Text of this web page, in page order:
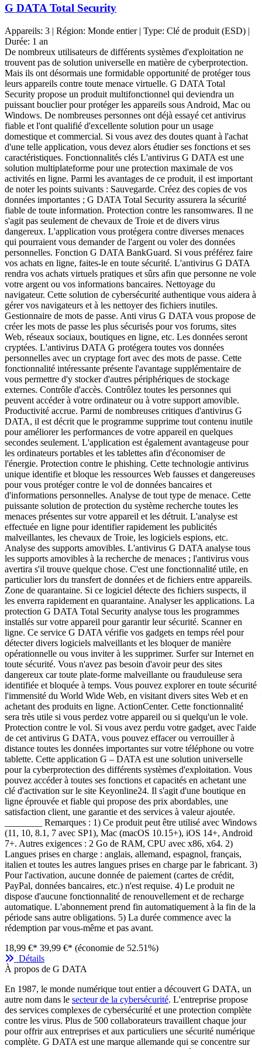
G DATA Total Security
Appareils: 3 | Région: Monde entier | Type: Clé de produit (ESD) |
Durée: 1 an
De nombreux utilisateurs de différents systèmes d'exploitation ne
trouvent pas de solution universelle en matière de cyberprotection.
Mais ils ont désormais une formidable opportunité de protéger tous
leurs appareils contre toute menace virtuelle. G DATA Total
Security propose un produit multifonctionnel qui deviendra un
puissant bouclier pour protéger les appareils sous Android, Mac ou
Windows. De nombreuses personnes ont déjà essayé cet antivirus
fiable et l'ont qualifié d'excellente solution pour un usage
domestique et commercial. Si vous avez des doutes quant à l'achat
d'une telle application, vous devez alors étudier ses fonctions et ses
caractéristiques. Fonctionnalités clés L'antivirus G DATA est une
solution multiplateforme pour une protection maximale de vos
activités en ligne. Parmi les avantages de ce produit, il est important
de noter les points suivants : Sauvegarde. Créez des copies de vos
données importantes ; G DATA Total Security assurera la sécurité
fiable de toute information. Protection contre les ransomwares. Il ne
s'agit pas seulement de chevaux de Troie et de divers virus
dangereux. L'application vous protégera contre diverses menaces
qui pourraient vous demander de l'argent ou voler des données
personnelles. Fonction G DATA BankGuard. Si vous préférez faire
vos achats en ligne, faites-le en toute sécurité. L'antivirus G DATA
rendra vos achats virtuels pratiques et sûrs afin que personne ne vole
votre argent ou vos informations bancaires. Nettoyage du
navigateur. Cette solution de cybersécurité authentique vous aidera à
gérer vos navigateurs et à les nettoyer des fichiers inutiles.
Gestionnaire de mots de passe. Anti virus G DATA vous propose de
créer les mots de passe les plus sécurisés pour vos forums, sites
Web, réseaux sociaux, boutiques en ligne, etc. Les données seront
cryptées. L'antivirus DATA G protégera toutes vos données
personnelles avec un cryptage fort avec des mots de passe. Cette
fonctionnalité intéressante présente l'avantage supplémentaire de
vous permettre d'y stocker d'autres périphériques de stockage
externes. Contrôle d'accès. Contrôlez toutes les personnes qui
peuvent accéder à votre ordinateur ou à votre support amovible.
Productivité accrue. Parmi de nombreuses critiques d'antivirus G
DATA, il est décrit que le programme supprime tout contenu inutile
pour améliorer les performances de votre appareil en quelques
secondes seulement. L'application est également avantageuse pour
les ordinateurs portables et les tablettes afin d'économiser de
l'énergie. Protection contre le phishing. Cette technologie antivirus
unique identifie et bloque les ressources Web fausses et dangereuses
pour vous protéger contre le vol de données bancaires et
d'informations personnelles. Analyse de tout type de menace. Cette
puissante solution de protection du système recherche toutes les
menaces présentes sur votre appareil et les détruit. L'analyse est
effectuée en ligne pour identifier rapidement les publicités
malveillantes, les chevaux de Troie, les logiciels espions, etc.
Analyse des supports amovibles. L'antivirus G DATA analyse tous
les supports amovibles à la recherche de menaces ; l'antivirus vous
avertira s'il trouve quelque chose. C'est une fonctionnalité utile, en
particulier lors du transfert de données et de fichiers entre appareils.
Zone de quarantaine. Si ce logiciel détecte des fichiers suspects, il
les enverra rapidement en quarantaine. Analyser les applications. La
protection G DATA Total Security analyse tous les programmes
installés sur votre appareil pour garantir leur sécurité. Scanner en
ligne. Ce service G DATA vérifie vos gadgets en temps réel pour
détecter divers logiciels malveillants et les bloquer de manière
opérationnelle ou vous inviter à les supprimer. Surfer sur Internet en
toute sécurité. Vous n'avez pas besoin d'avoir peur des sites
dangereux car toute plate-forme malveillante ou frauduleuse sera
identifiée et bloquée à temps. Vous pouvez explorer en toute sécurité
l'immensité du World Wide Web, en visitant divers sites Web et en
achetant des produits en ligne. ActionCenter. Cette fonctionnalité
sera très utile si vous perdez votre appareil ou si quelqu'un le vole.
Protection contre le vol. Si vous avez perdu votre gadget, avec l'aide
de cet antivirus G DATA, vous pouvez effacer ou verrouiller à
distance toutes les données importantes sur votre téléphone ou votre
tablette. Cette application G – DATA est une solution universelle
pour la cyberprotection des différents systèmes d'exploitation. Vous
pouvez accéder à toutes ses fonctions et capacités en achetant une
clé d'activation sur le site Keyonline24. Il s'agit d'une boutique en
ligne éprouvée et fiable qui propose des prix abordables, une
satisfaction client, une garantie et des services à valeur ajoutée.
________ Remarques : 1) Ce produit peut être utilisé avec Windows
(11, 10, 8.1, 7 avec SP1), Mac (macOS 10.15+), iOS 14+, Android
7+. Autres exigences : 2 Go de RAM, CPU avec x86, x64. 2)
Langues prises en charge : anglais, allemand, espagnol, français,
italien et toutes les autres langues prises en charge par le fabricant. 3)
Pour l'activation, aucune donnée de paiement (cartes de crédit,
PayPal, données bancaires, etc.) n'est requise. 4) Le produit ne
dispose d'aucune fonctionnalité de renouvellement et de recharge
automatique. L'abonnement prend fin automatiquement à la fin de la
période sans autre obligations. 5) La durée commence avec la
rédemption par vous-même et pas avant.
18,99 €* 39,99 €* (économie de 52.51%)
Détails
À propos de G DATA
En 1987, le monde numérique tout entier a découvert G DATA, un
autre nom dans le secteur de la cybersécurité. L'entreprise propose
des services complexes de cybersécurité et une protection complète
contre les virus. Plus de 500 collaborateurs travaillent chaque jour
pour offrir aux entreprises et aux particuliers une sécurité numérique
complète. G DATA est une marque allemande qui se concentre sur